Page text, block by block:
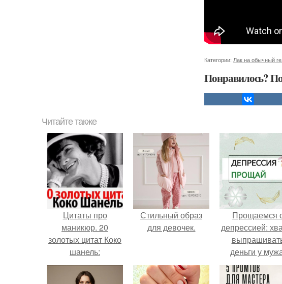
Категории: Лак на обычный
Понравилось?
Читайте также
Цитаты про
маникюр. 20
золотых цитат Коко
шанель:
Стильный образ
для девочек.
Прощаемся
депрессией:
деньги у